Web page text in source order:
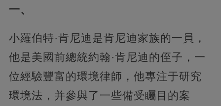
一、
小羅伯特·肯尼迪是肯尼迪家族的一員，
他是美國前總統約翰·肯尼迪的侄子，一
位經驗豐富的環境律師，他專注于研究
環境法，并參與了一些備受矚目的案